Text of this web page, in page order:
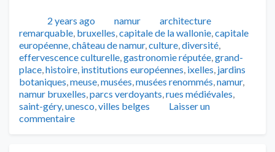
Publié2 years ago Catégories
namur Tags
architecture
remarquable, bruxelles,capitale de la wallonie,capitale
européenne,château de namur,culture,diversité,
effervescence culturelle,gastronomie réputée,grand-
place,histoire, institutions européennes, ixelles, jardins
botaniques,meuse,musées,musées renommés,namur,
namur bruxelles,parcs verdoyants,rues médiévales,
saint-géry,unesco,villes belges
Laisser un
commentaire